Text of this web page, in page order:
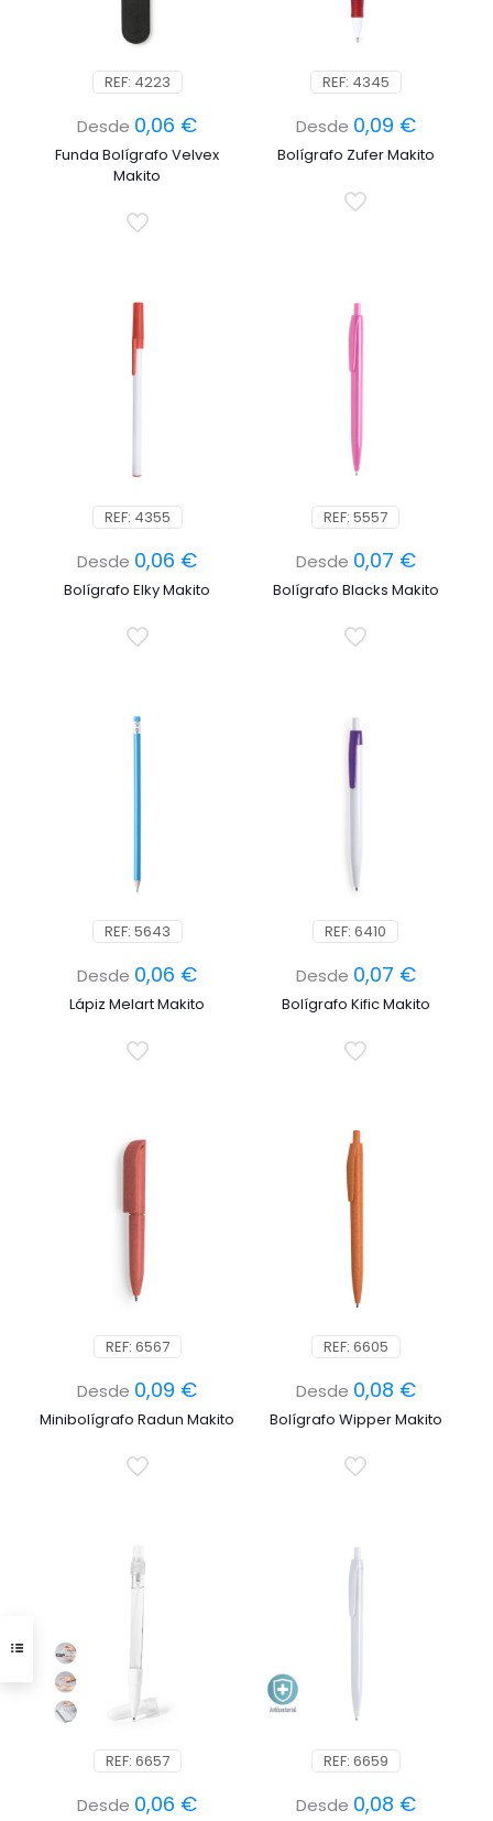
REF: 4223
Desde 0,06 €
Funda Bolígrafo Velvex
Makito
REF: 4345
Desde 0,09 €
Bolígrafo Zufer Makito
REF: 4355
Desde 0,06 €
Bolígrafo Elky Makito
REF: 5557
Desde 0,07 €
Bolígrafo Blacks Makito
REF: 5643
Desde 0,06 €
Lápiz Melart Makito
REF: 6410
Desde 0,07 €
Bolígrafo Kific Makito
REF: 6567
Desde 0,09 €
Minibolígrafo Radun Makito
REF: 6605
Desde 0,08 €
Bolígrafo Wipper Makito
REF: 6657
Desde 0,06 €
REF: 6659
Desde 0,08 €